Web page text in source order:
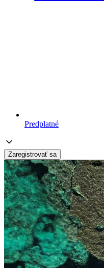
Predplatné
Zaregistrovať sa